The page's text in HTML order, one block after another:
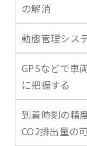
の解消
動態管理シス
GPSなどで車
に把握する
到着時刻の精
CO2排出量の